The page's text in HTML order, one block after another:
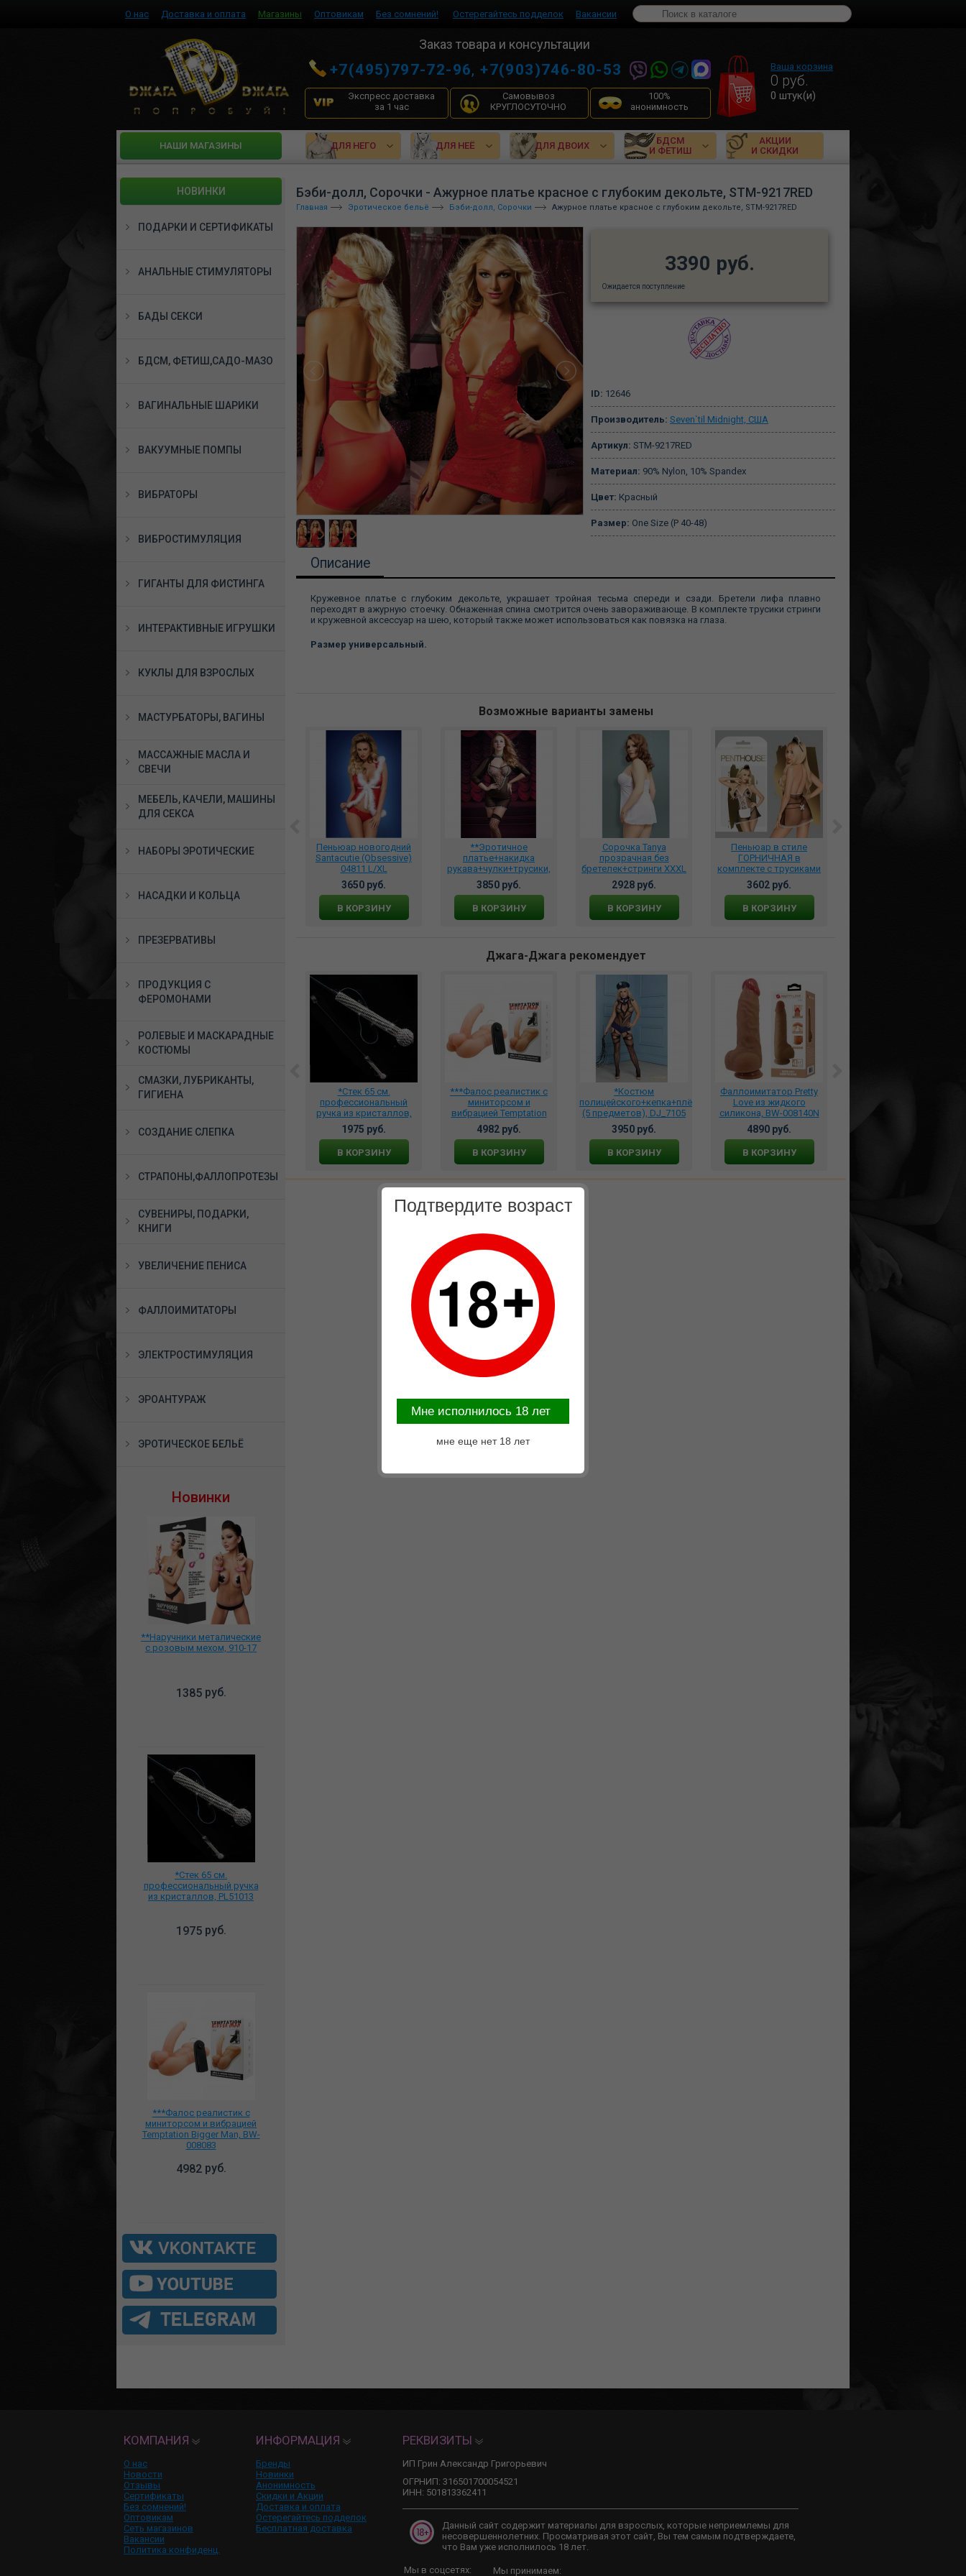
О нас Доставка и оплата Магазины Оптовикам Без сомнений! Остерегайтесь подделок Вакансии
Заказ товара и консультации
+7(495)797-72-96,+7(903)746-80-53
Экспресс доставка
за 1 час
Самовывоз
КРУГЛОСУТОЧНО
100%
анонимность
Ваша корзина
0 руб.
0 штук(и)
HАШИ МАГАЗИНЫ ДЛЯ НЕГО ДЛЯ НЕЁ ДЛЯ ДВОИХ
БДСМ
И ФЕТИШ
АКЦИИ
И СКИДКИ
НОВИНКИ
ПОДАРКИ И СЕРТИФИКАТЫ
АНАЛЬНЫЕ СТИМУЛЯТОРЫ
БАДЫ СЕКСИ
БДСМ, ФЕТИШ,САДО-МАЗО
ВАГИНАЛЬНЫЕ ШАРИКИ
ВАКУУМНЫЕ ПОМПЫ
ВИБРАТОРЫ
ВИБРОСТИМУЛЯЦИЯ
ГИГАНТЫ ДЛЯ ФИСТИНГА
ИНТЕРАКТИВНЫЕ ИГРУШКИ
КУКЛЫ ДЛЯ ВЗРОСЛЫХ
МАСТУРБАТОРЫ, ВАГИНЫ
МАССАЖНЫЕ МАСЛА И
СВЕЧИ
МЕБЕЛЬ, КАЧЕЛИ, МАШИНЫ
ДЛЯ СЕКСА
НАБОРЫ ЭРОТИЧЕСКИЕ
НАСАДКИ И КОЛЬЦА
ПРЕЗЕРВАТИВЫ
ПРОДУКЦИЯ С
ФЕРОМОНАМИ
РОЛЕВЫЕ И МАСКАРАДНЫЕ
КОСТЮМЫ
СМАЗКИ, ЛУБРИКАНТЫ,
ГИГИЕНА
СОЗДАНИЕ СЛЕПКА
СТРАПОНЫ,ФАЛЛОПРОТЕЗЫ
СУВЕНИРЫ, ПОДАРКИ,
КНИГИ
УВЕЛИЧЕНИЕ ПЕНИСА
ФАЛЛОИМИТАТОРЫ
ЭЛЕКТРОСТИМУЛЯЦИЯ
ЭРОАНТУРАЖ
ЭРОТИЧЕСКОЕ БЕЛЬЁ
Новинки
**Наручники металические
с розовым мехом, 910-17
1385руб.
*Стек 65 см.
профессиональный ручка
из кристаллов, PL51013
1975руб.
***Фалос реалистик с
миниторсом и вибрацией
Temptation Bigger Man, BW-
008083
4982руб.
Бэби-долл, Сорочки - Ажурное платье красное с глубоким декольте, STM-9217RED
Главная Эротическое бельё Бэби-долл, Сорочки Ажурное платье красное с глубоким декольте, STM-9217RED
3390 руб.
Ожидается поступление
ID: 12646
Производитель: Seven`til Midnight, США
Артикул: STM-9217RED
Материал: 90% Nylon, 10% Spandex
Цвет: Красный
Размер: One Size (Р 40-48)
Описание
Кружевное платье с глубоким декольте, украшает тройная тесьма спереди и сзади. Бретели лифа плавно
переходят в ажурную стоечку. Обнаженная спина смотрится очень завораживающе. В комплекте трусики стринги
и кружевной аксессуар на шею, который также может использоваться как повязка на глаза.
Размер универсальный.
Возможные варианты замены
Сорочка Connie chemise
black, 04302SM
Сорочка Maxime (Avanua
) 05618
Пеньюар новогодний
Santacutie (Obsessive)
04811 L/XL
3650 руб.
В КОРЗИНУ
**Эротичное
платье+накидка
рукава+чулки+трусики,
DJ_9785
3850 руб.
В КОРЗИНУ
Сорочка Tanya
прозрачная без
бретелек+стринги XXXL
белая, 1741210/591/5
2928 руб.
В КОРЗИНУ
Пеньюар в стиле
ГОРНИЧНАЯ в
комплекте с трусиками
размер S/M, 4005430
3602 руб.
В КОРЗИНУ
Джага-Джага рекомендует
Вибромассажер ANNES
DESIRE DUAL PLEASURE
управления, 227091
размер 42-48, DJ_8312
4590 руб.
*Стек 65 см.
профессиональный
ручка из кристаллов,
PL51013
1975 руб.
В КОРЗИНУ
***Фалос реалистик с
миниторсом и
вибрацией Temptation
Bigger Man, BW-008083
4982 руб.
В КОРЗИНУ
*Костюм
полицейского+кепка+плётка
(5 предметов), DJ_7105
3950 руб.
В КОРЗИНУ
Фаллоимитатор Pretty
Love из жидкого
силикона, BW-008140N
4890 руб.
В КОРЗИНУ
КОМПАНИЯ
О нас
Новости
Отзывы
Сертификаты
Без сомнений!
Оптовикам
Сеть магазинов
Вакансии
Политика конфиденц.
ИНФОРМАЦИЯ
Бренды
Новинки
Анонимность
Скидки и Акции
Доставка и оплата
Остерегайтесь подделок
Бесплатная доставка
РЕКВИЗИТЫ
ИП Грин Александр Григорьевич
ОГРНИП: 316501700054521
ИНН: 501813362411
Данный сайт содержит материалы для взрослых, которые неприемлемы для
несовершеннолетних. Просматривая этот сайт, Вы тем самым подтверждаете,
что Вам уже исполнилось 18 лет.
Мы в соцсетях: Мы принимаем:
Подтвердите возраст
Mне исполнилось 18 лет
мне еще нет 18 лет